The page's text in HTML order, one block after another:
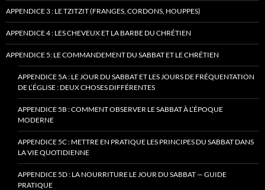
APPENDICE 3 : LE TZITZIT (FRANGES, CORDONS, HOUPPES)
APPENDICE 4 : LES CHEVEUX ET LA BARBE DU CHRÉTIEN
APPENDICE 5: LE COMMANDEMENT DU SABBAT ET LE CHRÉTIEN
APPENDICE 5A : LE JOUR DU SABBAT ET LES JOURS DE FRÉQUENTATION
DE L’ÉGLISE : DEUX CHOSES DIFFÉRENTES
APPENDICE 5B : COMMENT OBSERVER LE SABBAT À L’ÉPOQUE
MODERNE
APPENDICE 5C : METTRE EN PRATIQUE LES PRINCIPES DU SABBAT DANS
LA VIE QUOTIDIENNE
APPENDICE 5D : LA NOURRITURE LE JOUR DU SABBAT — GUIDE
PRATIQUE